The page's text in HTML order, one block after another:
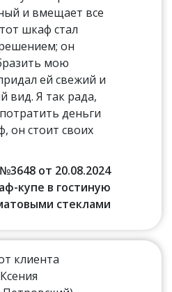
и вмещает все
шкаф стал
он
мою
ей свежий и
вид. Я так рада,
деньги
он стоит своих
от 20.08.2024
купе в гостиную
стеклами